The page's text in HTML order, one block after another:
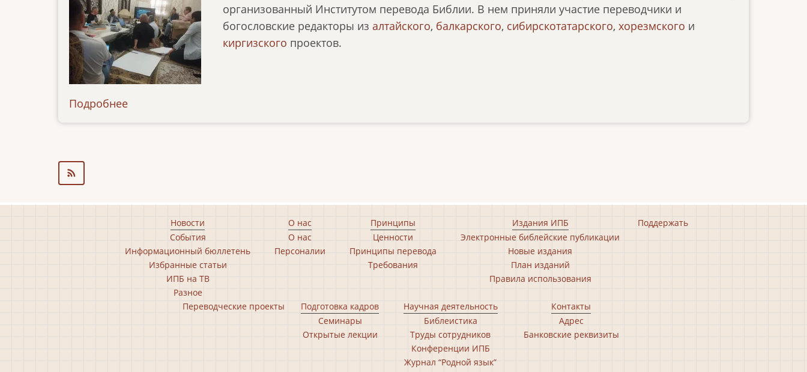
организованный Институтом перевода Библии. В нем приняли участие переводчики и
богословские редакторы из алтайского, балкарского, сибирскотатарского, хорезмского и
киргизского проектов.
Подробнее
Новости
События
Информационный бюллетень
Избранные статьи
ИПБ на ТВ
Разное
О нас
О нас
Персоналии
Принципы
Ценности
Принципы перевода
Требования
Издания ИПБ
Электронные библейские публикации
Новые издания
План изданий
Правила использования
Поддержать
Переводческие проекты
Подготовка кадров
Семинары
Открытые лекции
Научная деятельность
Библеистика
Труды сотрудников
Конференции ИПБ
Журнал “Родной язык”
Контакты
Адрес
Банковские реквизиты